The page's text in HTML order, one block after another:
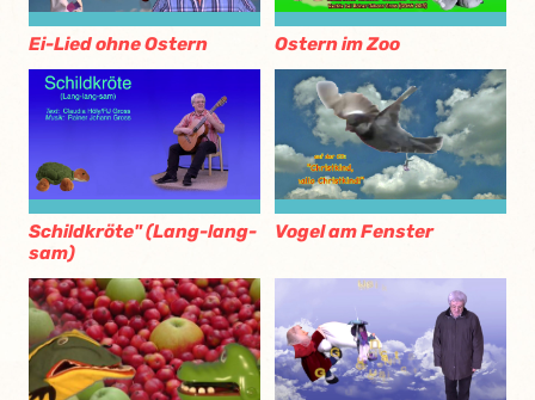
Ei-Lied ohne Ostern Ostern im Zoo
Schildkröte" (Lang-lang-
sam)
Vogel am Fenster